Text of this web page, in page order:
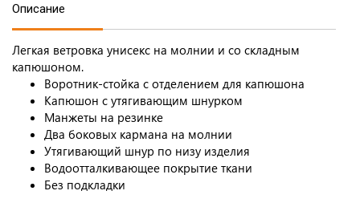
Описание
Легкая ветровка унисекс на молнии и со складным
капюшоном.
Воротник-стойка с отделением для капюшона
Капюшон с утягивающим шнурком
Манжеты на резинке
Два боковых кармана на молнии
Утягивающий шнур по низу изделия
Водоотталкивающее покрытие ткани
Без подкладки